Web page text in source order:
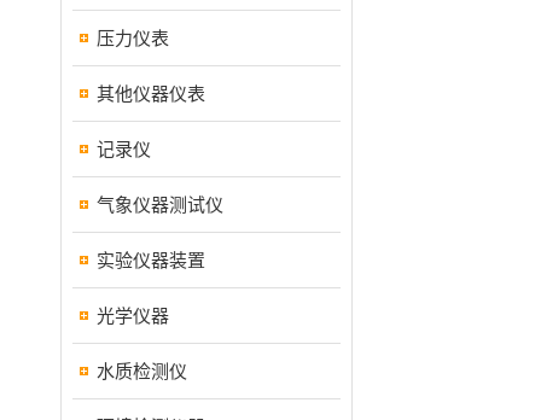
压力仪表
其他仪器仪表
记录仪
气象仪器测试仪
实验仪器装置
光学仪器
水质检测仪